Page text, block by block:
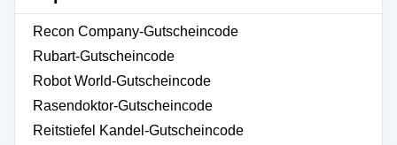
Recon Company-Gutscheincode
Rubart-Gutscheincode
Robot World-Gutscheincode
Rasendoktor-Gutscheincode
Reitstiefel Kandel-Gutscheincode